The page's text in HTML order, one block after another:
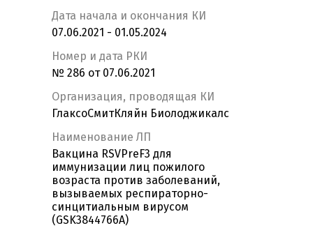
Дата начала и окончания КИ
07.06.2021 - 01.05.2024
Номер и дата РКИ
№ 286 от 07.06.2021
Организация, проводящая КИ
ГлаксоСмитКляйн Биолоджикалс
Наименование ЛП
Вакцина RSVPreF3 для
иммунизации лиц пожилого
возраста против заболеваний,
вызываемых респираторно-
синцитиальным вирусом
(GSK3844766A)